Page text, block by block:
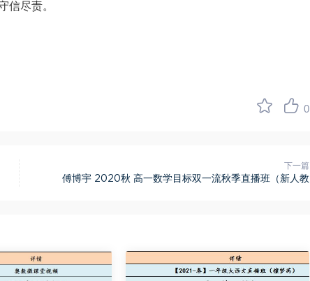
信尽责。
0
下一篇
傅博宇 2020秋 高一数学目标双一流秋季直播班（新人教